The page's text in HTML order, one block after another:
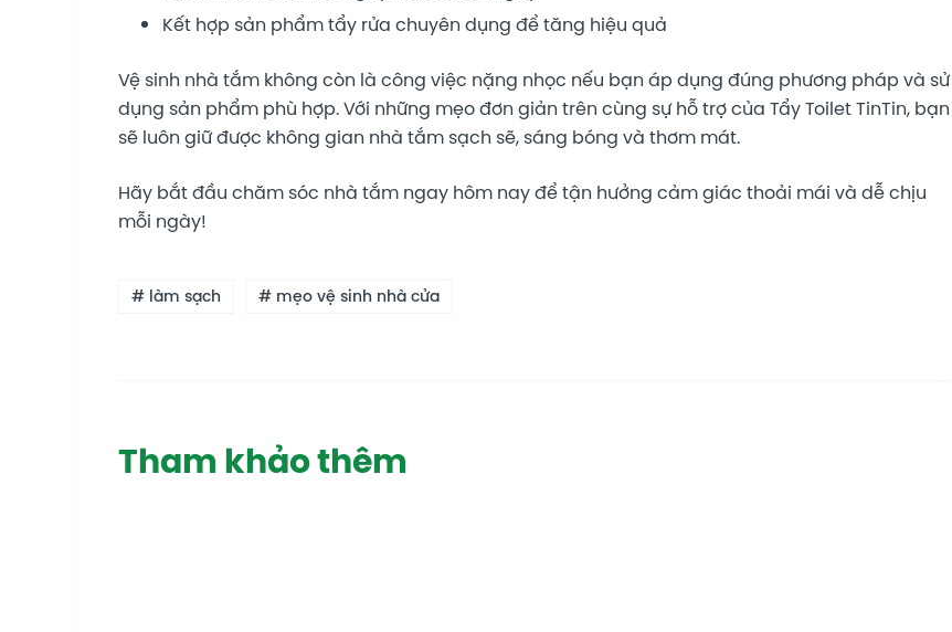
Kết hợp sản phẩm tẩy rửa chuyên dụng để tăng hiệu quả
Vệ sinh nhà tắm không còn là công việc nặng nhọc nếu bạn áp dụng đúng phương pháp và sử
dụng sản phẩm phù hợp. Với những mẹo đơn giản trên cùng sự hỗ trợ của Tẩy Toilet TinTin, bạn
sẽ luôn giữ được không gian nhà tắm sạch sẽ, sáng bóng và thơm mát.
Hãy bắt đầu chăm sóc nhà tắm ngay hôm nay để tận hưởng cảm giác thoải mái và dễ chịu
mỗi ngày!
# làm sạch # mẹo vệ sinh nhà cửa
Tham khảo thêm